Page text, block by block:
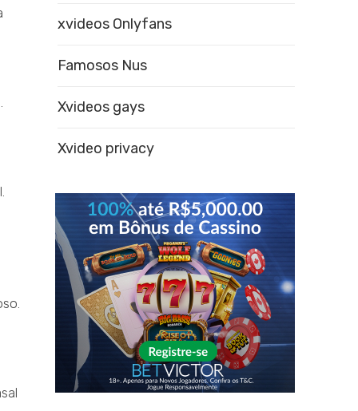
xvideos Onlyfans
Famosos Nus
Xvideos gays
Xvideo privacy